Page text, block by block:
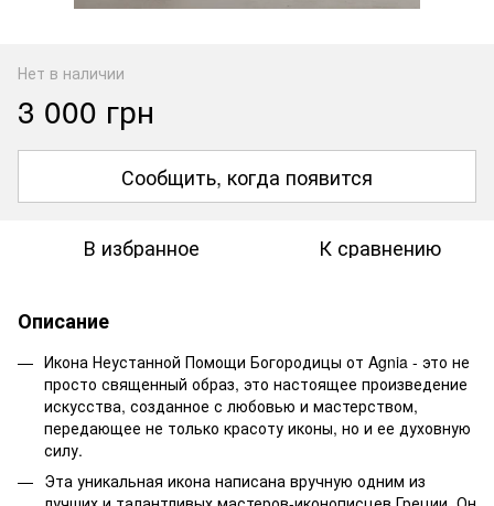
Нет в наличии
3 000 грн
Сообщить, когда появится
В избранное К сравнению
Описание
Икона Неустанной Помощи Богородицы от Agnia - это не
просто священный образ, это настоящее произведение
искусства, созданное с любовью и мастерством,
передающее не только красоту иконы, но и ее духовную
силу.
Эта уникальная икона написана вручную одним из